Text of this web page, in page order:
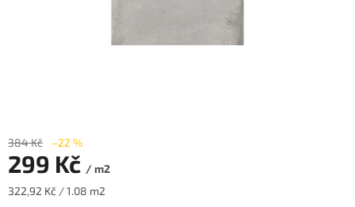
384 Kč –22 %
299 Kč / m2
Měrná
322,92 Kč / 1.08 m2